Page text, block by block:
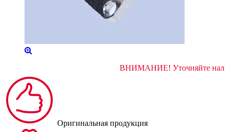
ВНИМАНИЕ!
Оригинальная продукция